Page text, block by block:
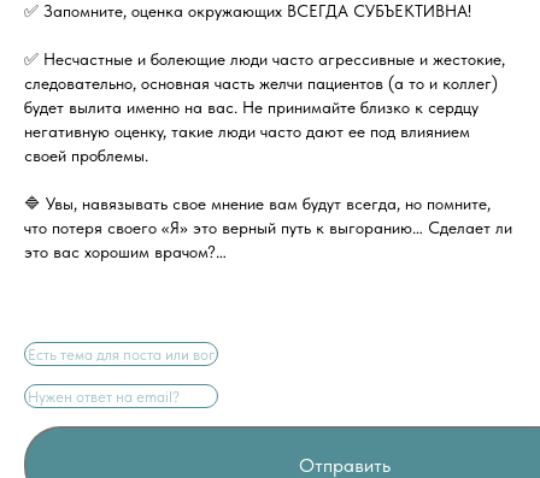
✅ Запомните, оценка окружающих ВСЕГДА СУБЪЕКТИВНА!
✅ Несчастные и болеющие люди часто агрессивные и жестокие,
следовательно, основная часть желчи пациентов (а то и коллег)
будет вылита именно на вас. Не принимайте близко к сердцу
негативную оценку, такие люди часто дают ее под влиянием
своей проблемы.
🔷 Увы, навязывать свое мнение вам будут всегда, но помните,
что потеря своего «Я» это верный путь к выгоранию… Сделает ли
это вас хорошим врачом?…
Отправить